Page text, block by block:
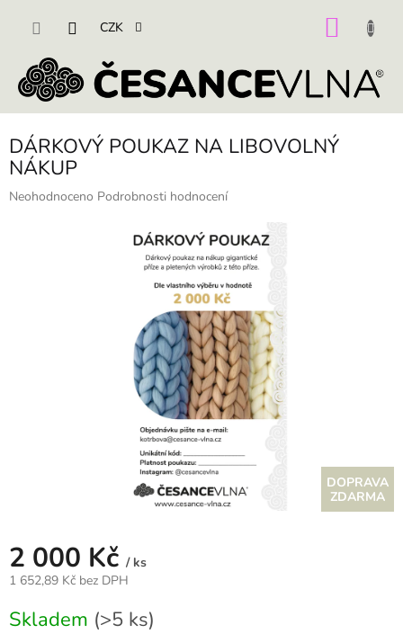
CZK
DÁRKOVÝ POUKAZ NA LIBOVOLNÝ
NÁKUP
Průměrné
Neohodnoceno Podrobnosti hodnocení
Z
ZDARMA
2 000 Kč / ks
1 652,89 Kč bez DPH
cena:
Skladem (>5 ks)